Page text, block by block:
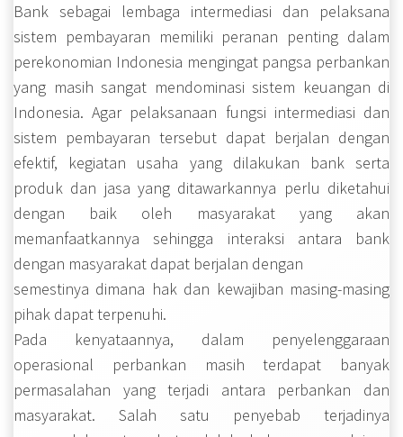
Bank sebagai lembaga intermediasi dan pelaksana
sistem pembayaran memiliki peranan penting dalam
perekonomian Indonesia mengingat pangsa perbankan
yang masih sangat mendominasi sistem keuangan di
Indonesia. Agar pelaksanaan fungsi intermediasi dan
sistem pembayaran tersebut dapat berjalan dengan
efektif, kegiatan usaha yang dilakukan bank serta
produk dan jasa yang ditawarkannya perlu diketahui
dengan baik oleh masyarakat yang akan
memanfaatkannya sehingga interaksi antara bank
dengan masyarakat dapat berjalan dengan
semestinya dimana hak dan kewajiban masing-masing
pihak dapat terpenuhi.
Pada kenyataannya, dalam penyelenggaraan
operasional perbankan masih terdapat banyak
permasalahan yang terjadi antara perbankan dan
masyarakat. Salah satu penyebab terjadinya